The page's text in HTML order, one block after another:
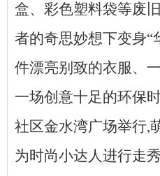
盒、彩色塑料袋等废
者的奇思妙想下变身“
件漂亮别致的衣服、
一场创意十足的环保
社区金水湾广场举行,
为时尚小达人进行走